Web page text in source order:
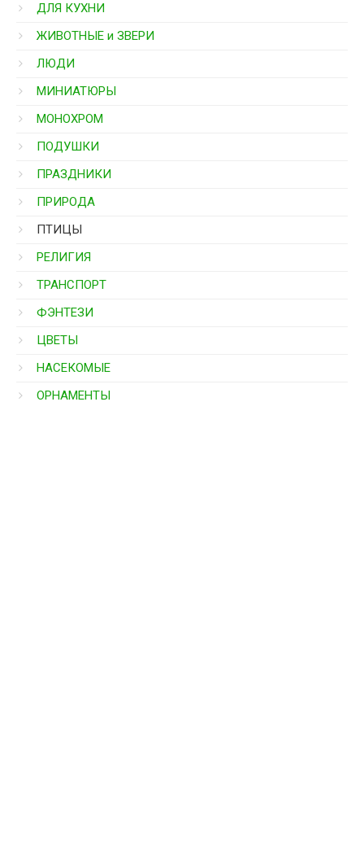
ДЛЯ КУХНИ
ЖИВОТНЫЕ и ЗВЕРИ
ЛЮДИ
МИНИАТЮРЫ
МОНОХРОМ
ПОДУШКИ
ПРАЗДНИКИ
ПРИРОДА
ПТИЦЫ
РЕЛИГИЯ
ТРАНСПОРТ
ФЭНТЕЗИ
ЦВЕТЫ
НАСЕКОМЫЕ
ОРНАМЕНТЫ